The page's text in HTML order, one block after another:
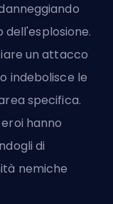
un attacco
indebolisce le
specifica.
hanno
di
nemiche